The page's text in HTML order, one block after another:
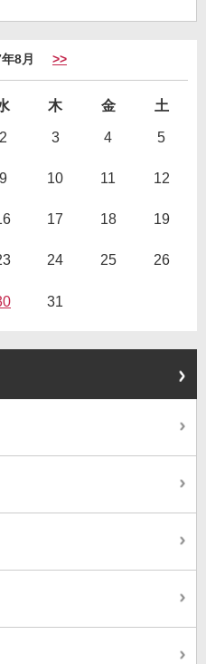
8月 >>
木 金
土
2 3 4 5
9 10 11 12
17 18 19
24 25 26
31